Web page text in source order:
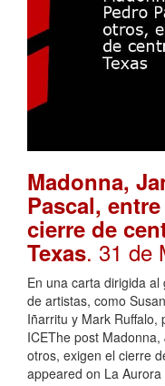
Madonna,
Pascal,
cierre de
Texas. 31 de
En una carta dirigida
de artistas, como
Iñarritu y Mark Ruffalo,
ICEThe post
otros, exigen el cierre
appeared on La Aurora